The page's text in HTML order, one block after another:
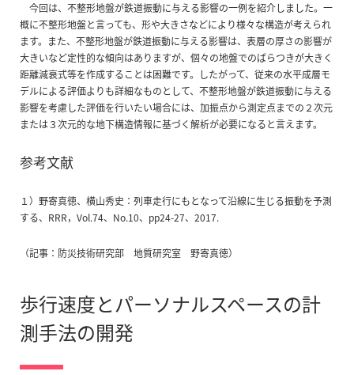
今回は、不整形地盤が鉄道振動に与える影響の一例を紹介しました。一
概に不整形地盤と言っても、形や大きさなどにより様々な構造が考えられ
ます。また、不整形地盤が鉄道振動に与える影響は、表層の厚さの影響が
大きいなど定性的な傾向はありますが、個々の地盤でのばらつきが大きく
距離減衰式等を作成することは困難です。したがって、従来の水平成層モ
デルによる評価よりも詳細なものとして、不整形地盤が鉄道振動に与える
影響を考慮した評価を行いたい場合には、加振点から測定点までの２次元
または３次元的な地下構造情報に基づく解析が必要になると言えます。
参考文献
１）野寄真徳、横山秀史：列車走行にもとなって沿線に生じる振動を予測
する、RRR，Vol.74、No.10、pp24-27、2017.
（記事：防災技術研究部 地質研究室 野寄真徳）
歩行速度とパーソナルスペースの計
測手法の開発